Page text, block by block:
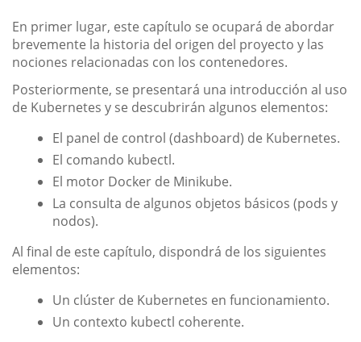
En primer lugar, este capítulo se ocupará de abordar
brevemente la historia del origen del proyecto y las
nociones relacionadas con los contenedores.
Posteriormente, se presentará una introducción al uso
de Kubernetes y se descubrirán algunos elementos:
El panel de control (dashboard) de Kubernetes.
El comando kubectl.
El motor Docker de Minikube.
La consulta de algunos objetos básicos (pods y
nodos).
Al final de este capítulo, dispondrá de los siguientes
elementos:
Un clúster de Kubernetes en funcionamiento.
Un contexto kubectl coherente.